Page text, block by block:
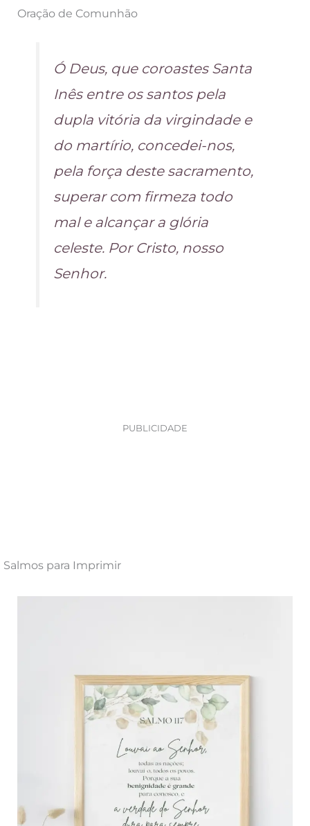
Oração de Comunhão
Ó Deus, que coroastes Santa
Inês entre os santos pela
dupla vitória da virgindade e
do martírio, concedei-nos,
pela força deste sacramento,
superar com firmeza todo
mal e alcançar a glória
celeste. Por Cristo, nosso
Senhor.
PUBLICIDADE
Salmos para Imprimir